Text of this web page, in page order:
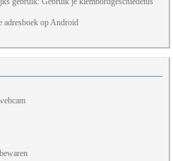
adresboek op Android